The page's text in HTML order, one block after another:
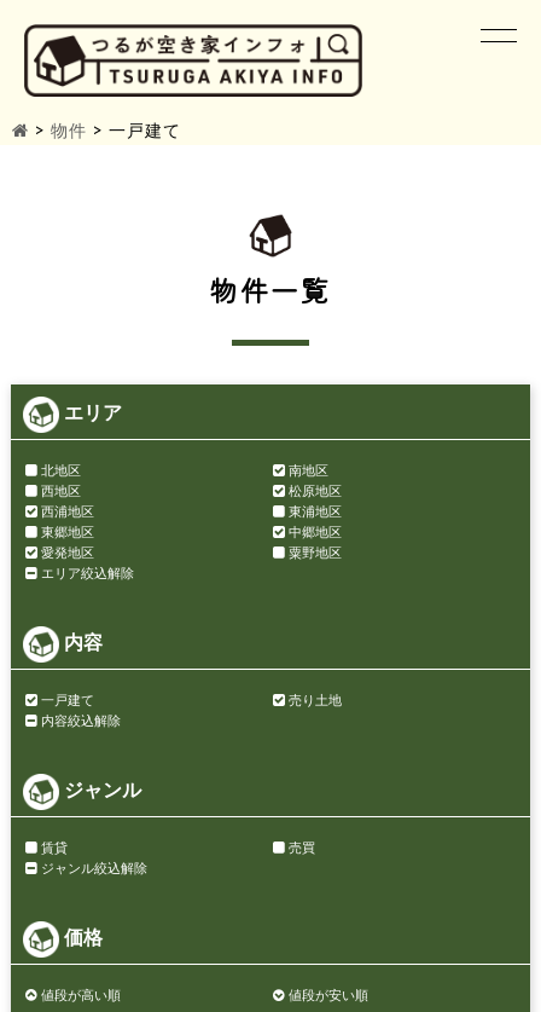
> 物件 > 一戸建て
物件一覧
エリア
北地区
南地区
西地区
松原地区
西浦地区
東浦地区
東郷地区
中郷地区
愛発地区
粟野地区
エリア絞込解除
内容
一戸建て
売り土地
内容絞込解除
ジャンル
賃貸
売買
ジャンル絞込解除
価格
値段が高い順 値段が安い順